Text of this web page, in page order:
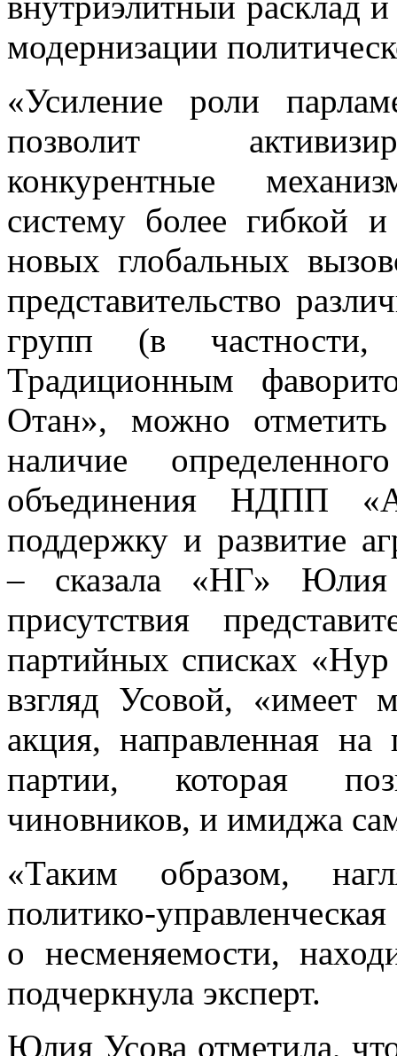
модернизации
«Усиление роли
позволит
конкурентные
систему более гибкой
новых глобальных
представительство
групп (в частности,
Традиционным
Отан», можно
наличие
объединения НДПП
поддержку и развитие
– сказала «НГ»
присутствия
партийных списках
взгляд Усовой, «имеет
акция, направленная
партии, которая
чиновников, и имиджа
«Таким образом,
политико-
о несменяемости,
подчеркнула эксперт.
Юлия Усова отметила,